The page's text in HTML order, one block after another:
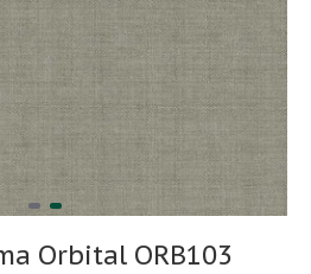
Orbital ORB103